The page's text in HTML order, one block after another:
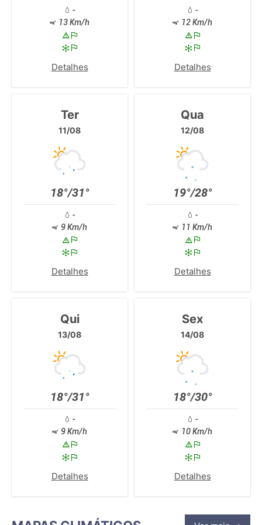
-
13 Km/h
Detalhes
-
12 Km/h
Detalhes
Ter
11/08
18°/31°
-
9 Km/h
Detalhes
Qua
12/08
19°/28°
-
11 Km/h
Detalhes
Qui
13/08
18°/31°
-
9 Km/h
Detalhes
Sex
14/08
18°/30°
-
10 Km/h
Detalhes